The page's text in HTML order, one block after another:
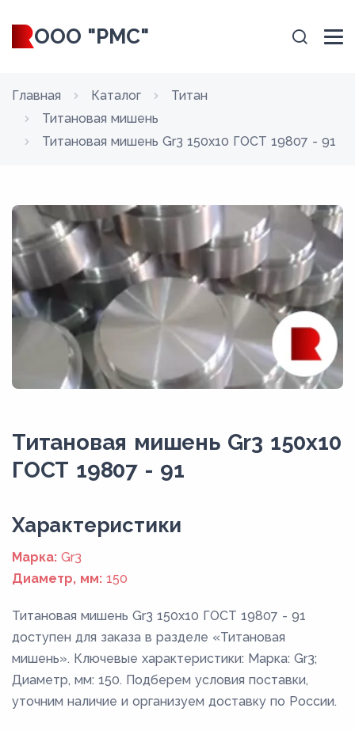
ООО "РМС"
Главная Каталог
Титан
Титановая мишень
Титановая мишень Gr3 150x10 ГОСТ 19807 - 91
Титановая мишень Gr3 150x10
ГОСТ 19807 - 91
Xарактеристики
Марка: Gr3
Диаметр, мм: 150
Титановая мишень Gr3 150x10 ГОСТ 19807 - 91
доступен для заказа в разделе «Титановая
мишень». Ключевые характеристики: Марка: Gr3;
Диаметр, мм: 150. Подберем условия поставки,
уточним наличие и организуем доставку по России.